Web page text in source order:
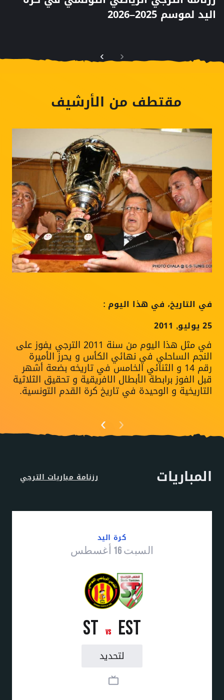
اليد لموسم 2025–2026
‹
›
مقتطف من الأرشيف
في التاريخ، في هذا اليوم :
25 يوليو, 2011
في مثل هذا اليوم من سنة 2011 الترجي يفوز على
النجم الساحلي في نهائي الكأس و يحرز الأميرة
رقم 14 و الثنائي الخامس في تاريخه بضعة أشهر
قبل الفوز برابطة الأبطال الافريقية و تحقيق الثلاثية
التاريخية و الوحيدة في تاريخ كرة القدم التونسية.
‹
›
المباريات رزنامة مباريات الترجي
كرة اليد
السبت 16 أغسطس
ST vs EST
لتحديد